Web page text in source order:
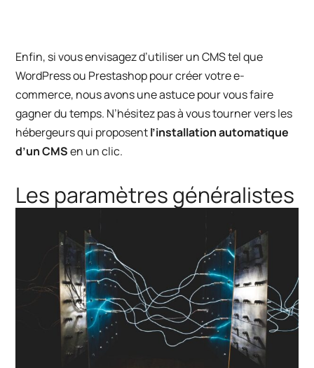
Enfin, si vous envisagez d’utiliser un CMS tel que
WordPress ou Prestashop pour créer votre e-
commerce, nous avons une astuce pour vous faire
gagner du temps. N’hésitez pas à vous tourner vers les
hébergeurs qui proposentl’installation automatique
d’un CMSen un clic.
Les paramètres généralistes